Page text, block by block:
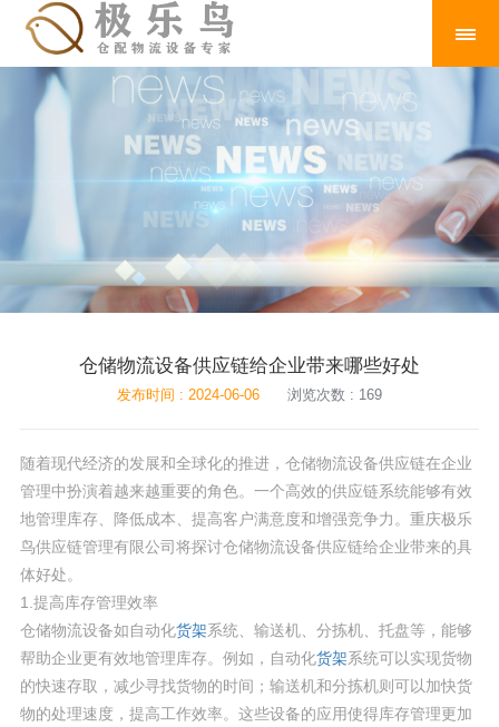
仓储物流设备供应链给企业带来哪些好处
发布时间 : 2024-06-06 浏览次数 : 169
随着现代经济的发展和全球化的推进，仓储物流设备供应链在企业
管理中扮演着越来越重要的角色。一个高效的供应链系统能够有效
地管理库存、降低成本、提高客户满意度和增强竞争力。重庆极乐
鸟供应链管理有限公司将探讨仓储物流设备供应链给企业带来的具
体好处。
1.提高库存管理效率
仓储物流设备如自动化货架系统、输送机、分拣机、托盘等，能够
帮助企业更有效地管理库存。例如，自动化货架系统可以实现货物
的快速存取，减少寻找货物的时间；输送机和分拣机则可以加快货
物的处理速度，提高工作效率。这些设备的应用使得库存管理更加